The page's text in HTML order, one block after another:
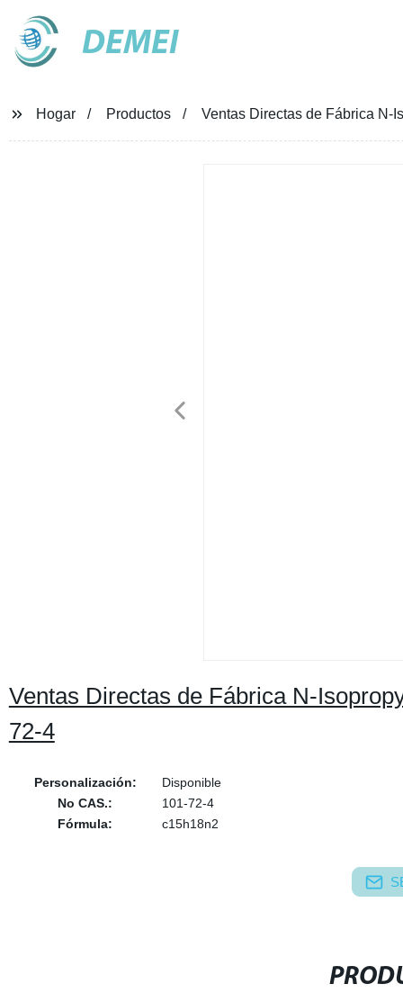
DEMEI
Hogar Productos Ventas Directas de Fábrica N-
Ventas Directas de Fábrica N-
72-4
Personalización:
Disponible
No CAS.:
101-72-4
Fórmula:
c15h18n2